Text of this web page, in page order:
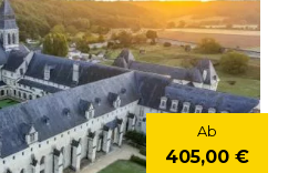
Ab
405,00 €